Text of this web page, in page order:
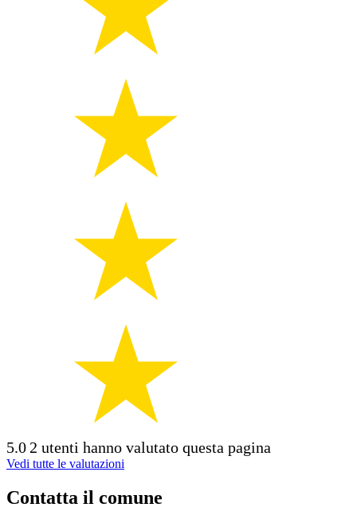
5.0 2 utenti hanno valutato questa pagina
Vedi tutte le valutazioni
Contatta il comune